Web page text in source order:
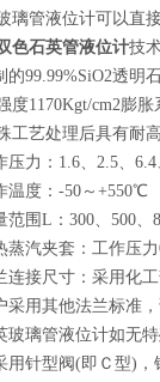
璃管液位计可以直
色石英管液位计技
的99.99%SiO2透
度1170Kgt/cm2膨胀
工艺处理后具有耐
压力：1.6、2.5、6.4
温度：-50～+550℃
范围L：300、500、
蒸汽夹套：工作压
连接尺寸：采用化
采用其他法兰标准
玻璃管液位计如无
用针型阀(即Ｃ型)，